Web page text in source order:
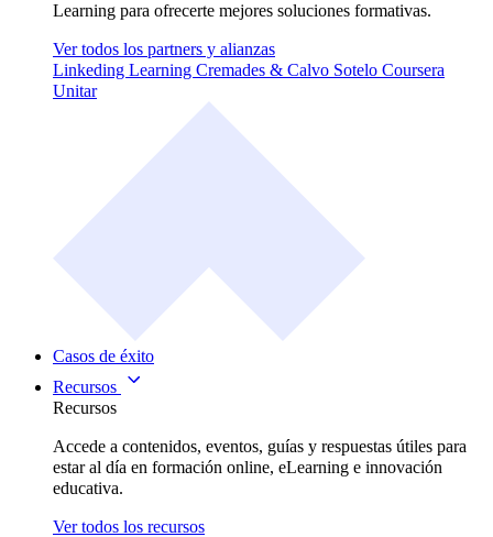
Learning para ofrecerte mejores soluciones formativas.
Ver todos los partners y alianzas
Linkeding Learning Cremades & Calvo Sotelo Coursera
Unitar
Casos de éxito
Recursos
Recursos
Accede a contenidos, eventos, guías y respuestas útiles para
estar al día en formación online, eLearning e innovación
educativa.
Ver todos los recursos